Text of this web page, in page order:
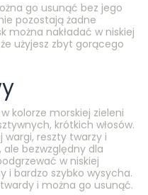
go usunąć bez jego
pozostają żadne
można nakładać w niskiej
użyjesz zbyt gorącego
kolorze morskiej zieleni
krótkich włosów.
wargi, reszty twarzy i
ale bezwzględny dla
w niskiej
i bardzo szybko wysycha.
i można go usunąć.